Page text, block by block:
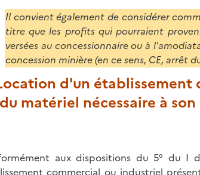
Il convient également de considérer
titre que les profits qui pourraient
versées au concessionnaire ou à
concession minière (en ce sens, CE, arrêt
d'un
matériel nécessaire à
aux dispositions du 5° du I